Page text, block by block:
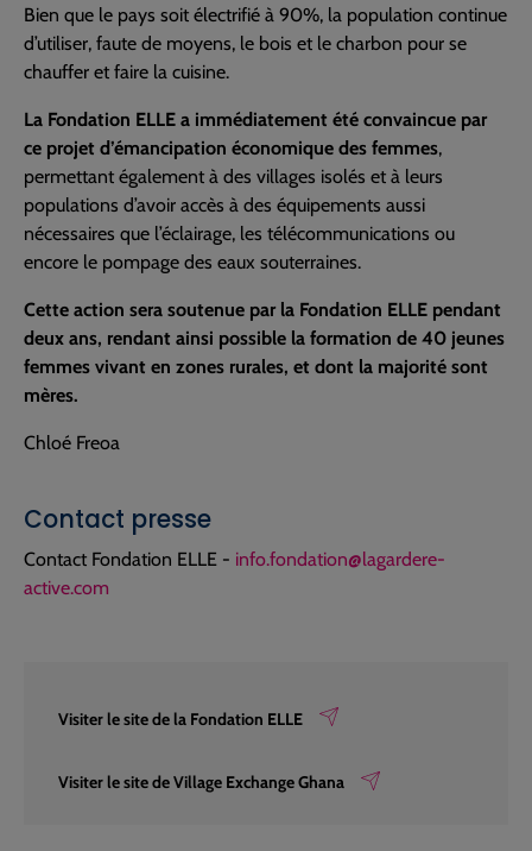
Bien que le pays soit électrifié à 90%, la population continue
d’utiliser, faute de moyens, le bois et le charbon pour se
chauffer et faire la cuisine.
La Fondation ELLE a immédiatement été convaincue par
ce projet d’émancipation économique des femmes,
permettant également à des villages isolés et à leurs
populations d’avoir accès à des équipements aussi
nécessaires que l’éclairage, les télécommunications ou
encore le pompage des eaux souterraines.
Cette action sera soutenue par la Fondation ELLE pendant
deux ans, rendant ainsi possible la formation de 40 jeunes
femmes vivant en zones rurales, et dont la majorité sont
mères.
Chloé Freoa
Contact presse
Contact Fondation ELLE - info.fondation@lagardere-
active.com
Visiter le site de la Fondation ELLE
Visiter le site de Village Exchange Ghana